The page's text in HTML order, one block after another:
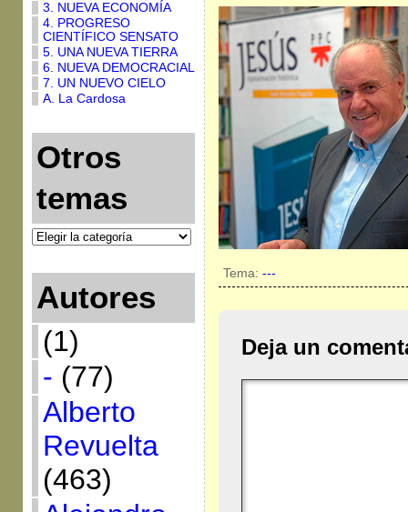
3. NUEVA ECONOMÍA
4. PROGRESO
CIENTÍFICO SENSATO
5. UNA NUEVA TIERRA
6. NUEVA DEMOCRACIAL
7. UN NUEVO CIELO
A. La Cardosa
Otros
temas
Autores
(1)
- (77)
Alberto
Revuelta
(463)
Tema: ---
Deja un